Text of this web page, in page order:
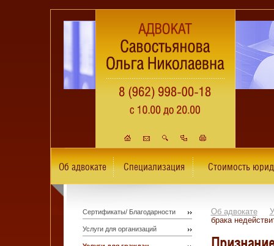
Об адвокате Специализация Стоимость
Сертификаты/ Благодарности
Услуги для организаций
Об адвокате
брака